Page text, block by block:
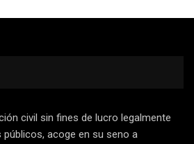
civil sin fines de lucro legalmente
acoge en su seno a